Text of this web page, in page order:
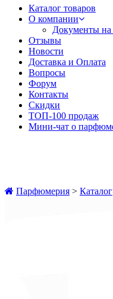
Каталог товаров
О компании
Документы
Отзывы
Новости
Доставка и Оплата
Вопросы
Форум
Контакты
Скидки
ТОП-100 продаж
Мини-чат о
Парфюмерия > Каталог